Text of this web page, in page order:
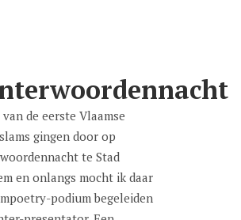
de eerste Vlaamse
gingen door op
te Stad
en onlangs mocht ik daar
podium begeleiden